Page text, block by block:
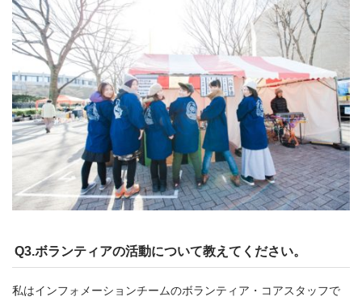
Q3.ボランティアの活動について教えてください。
私はインフォメーションチームのボランティア・コアスタッフで